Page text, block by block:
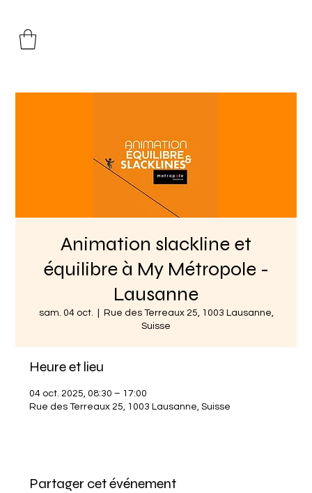
Animation slackline et
équilibre à My Métropole -
Lausanne
sam. 04 oct.
Rue des Terreaux 25, 1003 Lausanne,
Suisse
Heure et lieu
04 oct. 2025, 08:30 – 17:00
Rue des Terreaux 25, 1003 Lausanne, Suisse
Partager cet événement